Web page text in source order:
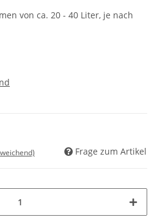
von ca. 20 - 40 Liter, je nach
Frage zum Artikel